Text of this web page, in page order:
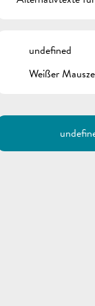
undefined
Weißer